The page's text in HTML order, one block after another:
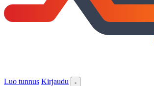
Luo tunnus Kirjaudu